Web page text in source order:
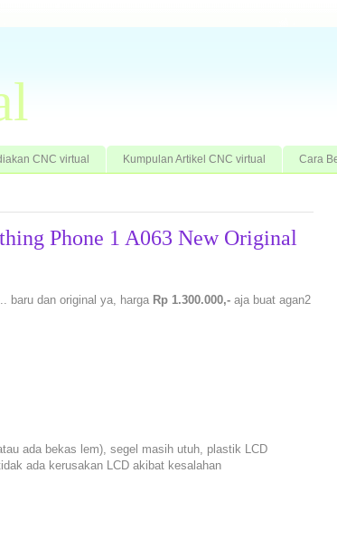
CNC virtual Kumpulan Artikel CNC virtual Cara
Phone 1 A063 New Original
baru dan original ya, harga Rp 1.300.000,- aja buat agan2
ada bekas lem), segel masih utuh, plastik LCD
ada kerusakan LCD akibat kesalahan